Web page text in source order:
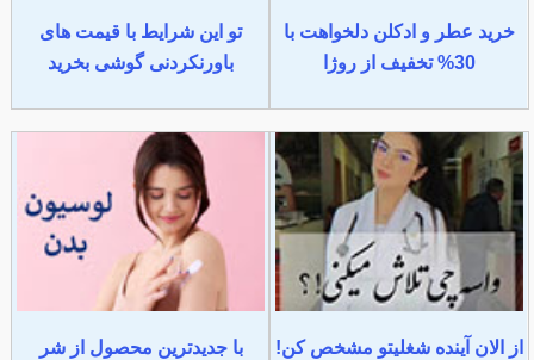
خرید عطر و ادکلن دلخواهت با
30% تخفیف از روژا
تو این شرایط با قیمت های
باورنکردنی گوشی بخرید
از الان آینده شغلیتو مشخص کن!
با جدیدترین محصول از شر